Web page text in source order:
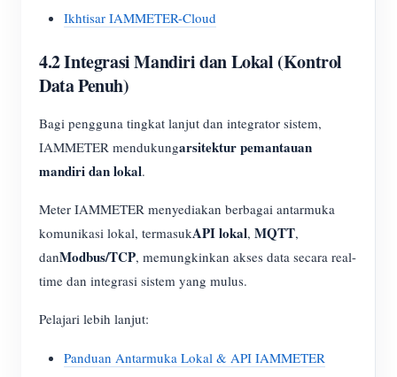
Ikhtisar IAMMETER-Cloud
4.2 Integrasi Mandiri dan Lokal (Kontrol
Data Penuh)
Bagi pengguna tingkat lanjut dan integrator sistem,
IAMMETER mendukungarsitektur pemantauan
mandiri dan lokal.
Meter IAMMETER menyediakan berbagai antarmuka
komunikasi lokal, termasukAPI lokal, MQTT,
danModbus/TCP, memungkinkan akses data secara real-
time dan integrasi sistem yang mulus.
Pelajari lebih lanjut:
Panduan Antarmuka Lokal & API IAMMETER